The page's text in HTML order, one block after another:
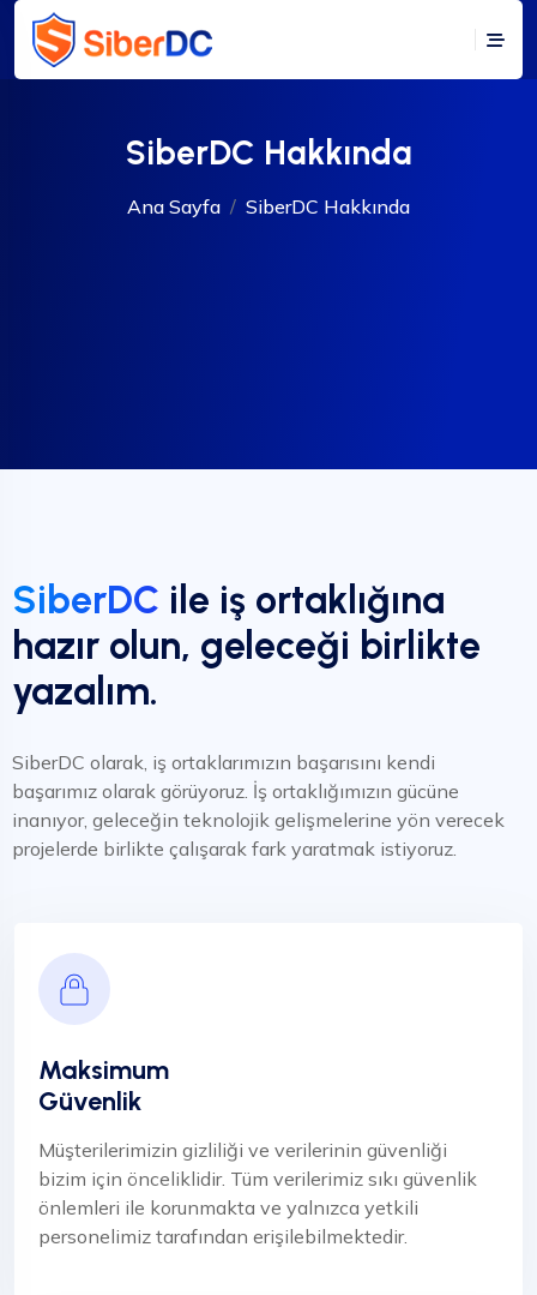
SiberDC Hakkında
Ana Sayfa SiberDC Hakkında
SiberDC ile iş ortaklığına
hazır olun, geleceği birlikte
yazalım.
SiberDC olarak, iş ortaklarımızın başarısını kendi
başarımız olarak görüyoruz. İş ortaklığımızın gücüne
inanıyor, geleceğin teknolojik gelişmelerine yön verecek
projelerde birlikte çalışarak fark yaratmak istiyoruz.
Maksimum
Güvenlik
Müşterilerimizin gizliliği ve verilerinin güvenliği
bizim için önceliklidir. Tüm verilerimiz sıkı güvenlik
önlemleri ile korunmakta ve yalnızca yetkili
personelimiz tarafından erişilebilmektedir.